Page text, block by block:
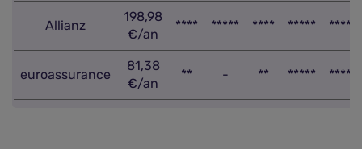
Allianz
198,98
€/an
**** ***** **** ***** ****
euroassurance
81,38
€/an
** - ** ***** ****